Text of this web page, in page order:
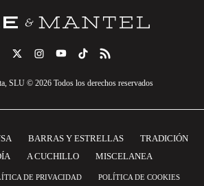
SLU © 2026 Todos los derechos reservados
BARRAS Y ESTRELLAS
TRADICIÓN
A CUCHILLO MISCELANEA
DE PRIVACIDAD
POLÍTICA DE COOKIES